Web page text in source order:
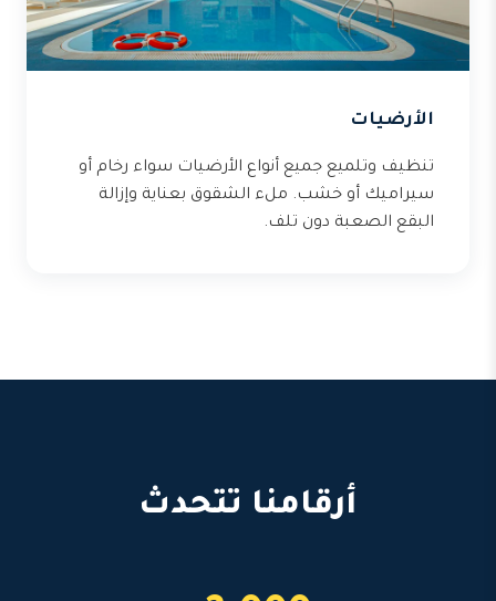
الأرضيات
تنظيف وتلميع جميع أنواع الأرضيات سواء رخام أو
سيراميك أو خشب. ملء الشقوق بعناية وإزالة
البقع الصعبة دون تلف.
أرقامنا تتحدث